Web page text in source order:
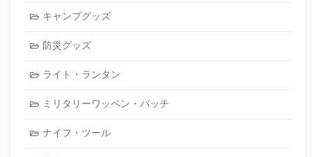
キャンプグッズ
防災グッズ
ライト・ランタン
ミリタリーワッペン・パッチ
ナイフ・ツール